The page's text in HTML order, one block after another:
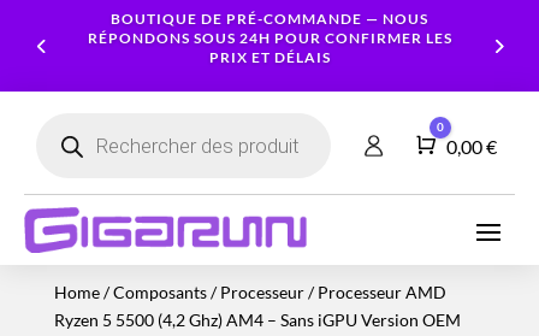
BOUTIQUE DE PRÉ-COMMANDE — NOUS
RÉPONDONS SOUS 24H POUR CONFIRMER LES
PRIX ET DÉLAIS
produits
Panier
0
0,00€
Home/Composants/Processeur/ Processeur AMD
Ryzen 5 5500 (4,2 Ghz) AM4 – Sans iGPU Version OEM
Ordinateurs
Portables
Ordinateurs
Processeur
Graphique
Ecrans
Serveur
NAS
SmartphonesLogiciels